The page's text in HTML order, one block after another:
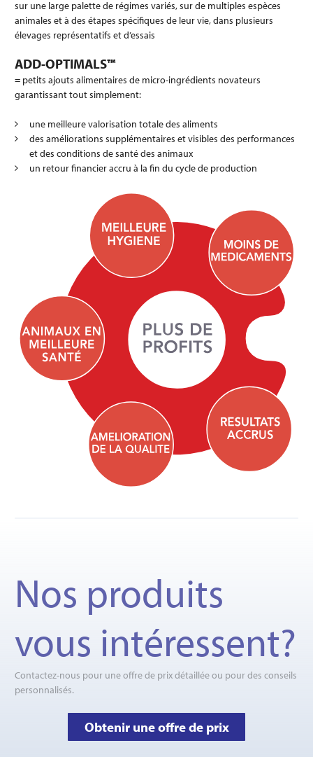
sur une large palette de régimes variés, sur de multiples espèces
animales et à des étapes spécifiques de leur vie, dans plusieurs
élevages représentatifs et d’essais
ADD-OPTIMALS™
= petits ajouts alimentaires de micro-ingrédients novateurs
garantissant tout simplement:
une meilleure valorisation totale des aliments
des améliorations supplémentaires et visibles des performances
et des conditions de santé des animaux
un retour financier accru à la fin du cycle de production
Nos produits
vous intéressent?
Contactez-nous pour une offre de prix détaillée ou pour des conseils
personnalisés.
Obtenir une offre de prix